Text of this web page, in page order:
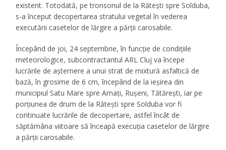
existent. Totodată, pe tronsonul de la Rătești spre Solduba,
s-a început decopertarea stratului vegetal în vederea
executării casetelor de lărgire a părții carosabile.
Începând de joi, 24 septembrie, în funcție de condițiile
meteorologice, subcontractantul ARL Cluj va începe
lucrările de așternere a unui strat de mixtură asfaltică de
bază, în grosime de 6 cm, începând de la ieșirea din
municipiul Satu Mare spre Amați, Rușeni, Tătărești, iar pe
porțiunea de drum de la Rătești spre Solduba vor fi
continuate lucrările de decopertare, astfel încât de
săptămâna viitoare să înceapă execuția casetelor de lărgire
a părții carosabile.